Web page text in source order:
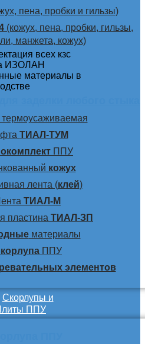
пена, пробки и гильзы)
(кожух, пена, пробки, гильзы,
манжета, кожух)
ТИАЛ-ТУМ
ППУ
кожух
лента (клей)
ТИАЛ-М
пластина ТИАЛ-ЗП
материалы
ППУ
элементов
Скорлупы и
ППУ